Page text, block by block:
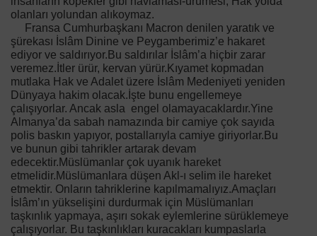
olanları yolundan alıkoymaz.
Fransa Cumhurbaşkanı Macron denilen yaratık ve
şürekası İslâm Dinine ve Peygamberimiz’e hakaret
ediyor ve saldırıyor.Bu saldırılar İslâm’a hiçbir zarar
veremez.İtler ürür, kervan yürür.Kıyamet kopmadan
mutlaka Hak ve Adalet üzere İslâm Medeniyeti yeniden
Dünyaya hakim olacak.İşte bunu engellemeye
çalışıyorlar. Ancak asla engel olamayacaklardır.Yine
Almanya’da sabah namazında bir camiye çok sayıda
polis baskın yapıyor, postallarıyla camiye giriyorlar.Bu
ve bunun gibi tahrikler artarak devam
edecektir.Müslümanlar çok uyanık hareket
etmelidir.Müslümanlara düşen Akl-ı selim ile hareket
etmektir. Onların tahriklerine kapılmamalıyız.Amaçları
İslâm’ın yükselişini durdurmak için Müslümanları
taşkınlık yapmaya, aşırı sokak eylemlerine sürüklemeye
çalışıyorlar. Bu taşkınlıkları kuracakları kumpaslarla